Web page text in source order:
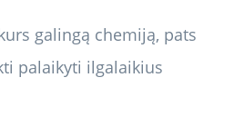
galingą chemiją, pats
palaikyti ilgalaikius